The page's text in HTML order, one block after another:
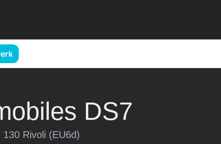
DS7
Rivoli (EU6d)